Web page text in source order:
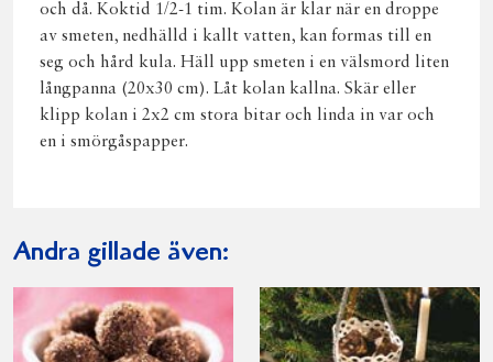
och då. Koktid 1/2-1 tim. Kolan är klar när en droppe
av smeten, nedhälld i kallt vatten, kan formas till en
seg och hård kula. Häll upp smeten i en välsmord liten
långpanna (20x30 cm). Låt kolan kallna. Skär eller
klipp kolan i 2x2 cm stora bitar och linda in var och
en i smörgåspapper.
Andra gillade även: